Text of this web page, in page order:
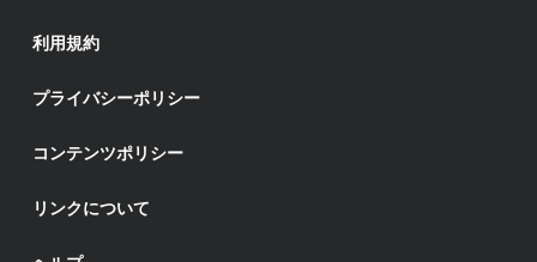
利用規約
プライバシーポリシー
コンテンツポリシー
リンクについて